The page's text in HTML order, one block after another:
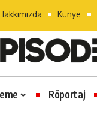
Künye
Röportaj